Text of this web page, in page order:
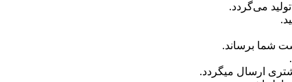
می‌گردد.
شما برساند.
ارسال میگردد.